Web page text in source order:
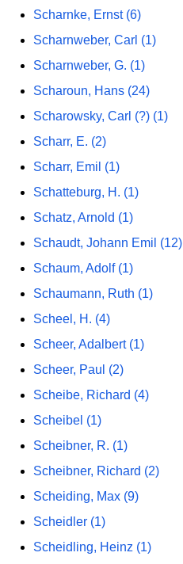
Scharnke, Ernst (6)
Scharnweber, Carl (1)
Scharnweber, G. (1)
Scharoun, Hans (24)
Scharowsky, Carl (?) (1)
Scharr, E. (2)
Scharr, Emil (1)
Schatteburg, H. (1)
Schatz, Arnold (1)
Schaudt, Johann Emil (12)
Schaum, Adolf (1)
Schaumann, Ruth (1)
Scheel, H. (4)
Scheer, Adalbert (1)
Scheer, Paul (2)
Scheibe, Richard (4)
Scheibel (1)
Scheibner, R. (1)
Scheibner, Richard (2)
Scheiding, Max (9)
Scheidler (1)
Scheidling, Heinz (1)